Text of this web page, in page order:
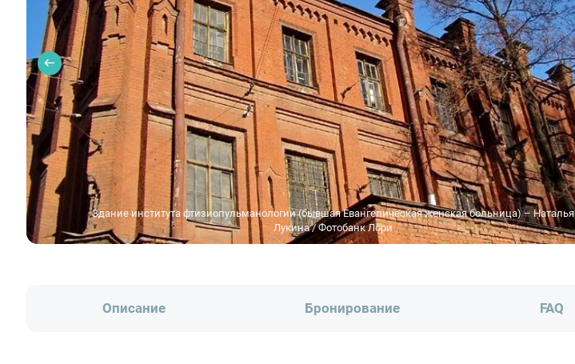
Здание института фтизиопульманологии (бывшая Евангелическая женская больница) – Наталья
Лукина / Фотобанк Лори
Описание Бронирование FAQ